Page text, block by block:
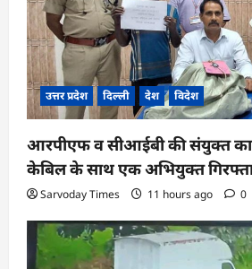
उत्तर प्रदेश दिल्ली देश विदेश
आरपीएफ व सीआईबी की संयुक्त
केबिल के साथ एक अभियुक्त
Sarvoday Times 11 hours ago 0